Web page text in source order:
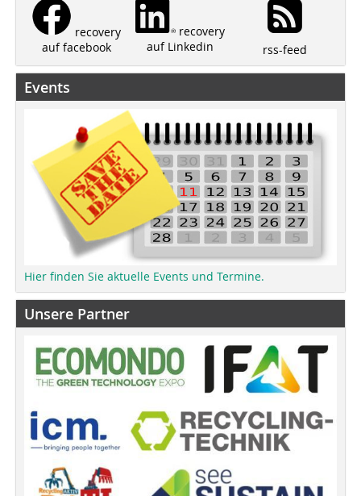
recovery
auf facebook
recovery
auf Linkedin
rss-feed
Events
Hier finden Sie aktuelle Events und Termine.
Unsere Partner